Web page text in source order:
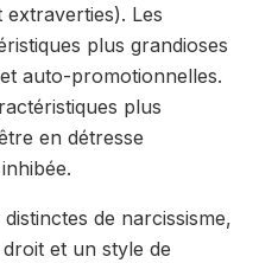
extraverties). Les
plus grandioses
auto-promotionnelles.
plus
en détresse
de narcissisme,
et un style de